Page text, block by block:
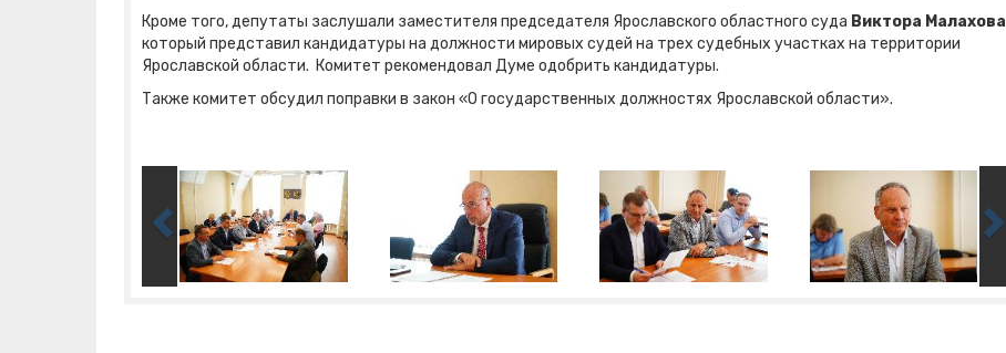
Кроме того, депутаты заслушали заместителя председателя Ярославского областного суда Виктора Малахова
который представил кандидатуры на должности мировых судей на трех судебных участках на территории
Ярославской области. Комитет рекомендовал Думе одобрить кандидатуры.
Также комитет обсудил поправки в закон «О государственных должностях Ярославской области».